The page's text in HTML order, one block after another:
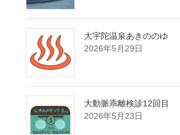
大宇陀温泉あきののゆ
2026年5月29日
大動脈乖離検診12回目
2026年5月23日